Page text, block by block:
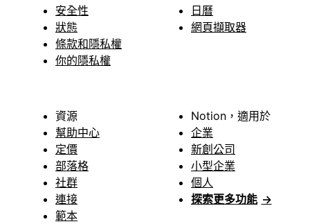
安全性
狀態
條款和隱私權
你的隱私權
日曆
網頁擷取器
資源
幫助中心
定價
部落格
社群
連接
範本
Notion，適用於
企業
新創公司
小型企業
個人
探索更多功能 →